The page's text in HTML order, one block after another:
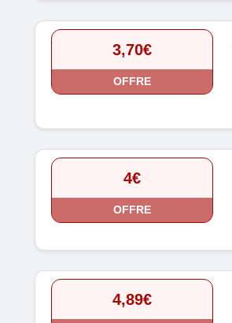
3,70€
OFFRE
4€
OFFRE
4,89€